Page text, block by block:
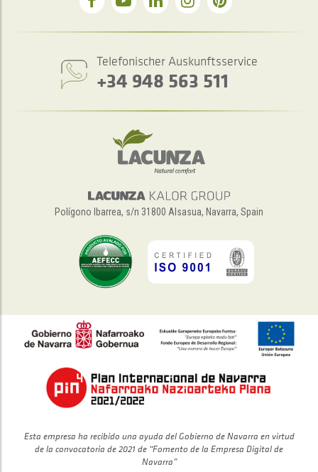
Telefonischer Auskunftsservice
+34 948 563 511
Polígono Ibarrea, s/n 31800 Alsasua, Navarra, Spain
Esta empresa ha recibido una ayuda del Gobierno de Navarra en virtud
de la convocatoria de 2021 de “Fomento de la Empresa Digital de
Navarra”